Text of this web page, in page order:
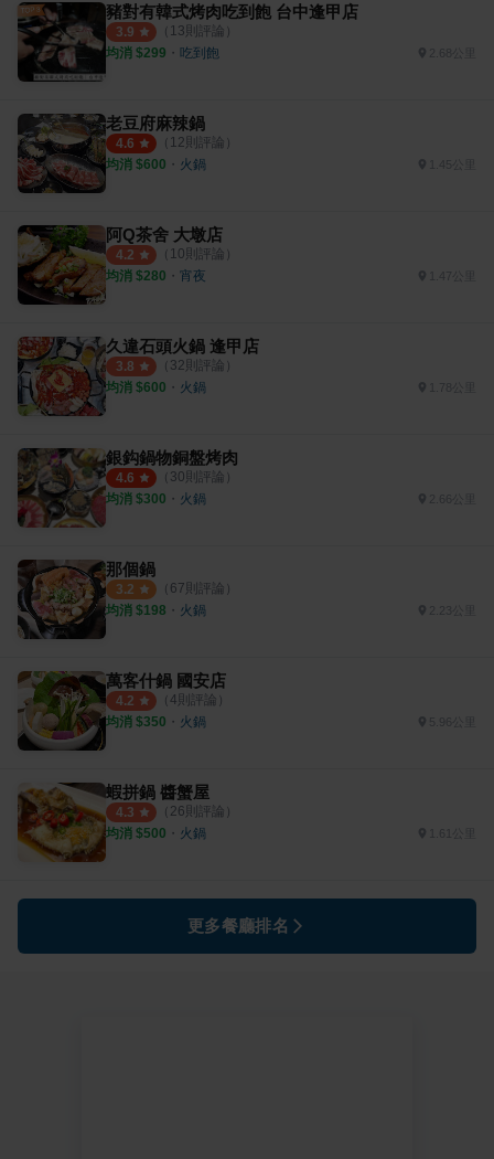
豬對有韓式烤肉吃到飽 台中逢甲店
3.9 （ 13則評論）
均消 $299 ・ 吃到飽
老豆府麻辣鍋
4.6 （ 12則評論）
均消 $600 ・ 火鍋 1.45公里
阿Q茶舍 大墩店
4.2 （ 10則評論）
均消 $280 ・ 宵夜
久違石頭火鍋 逢甲店
3.8 （ 32則評論）
均消 $600 ・ 火鍋
銀鈎鍋物銅盤烤肉
4.6 （ 30則評論）
均消 $300 ・ 火鍋
那個鍋
3.2 （ 67則評論）
均消 $198 ・ 火鍋
萬客什鍋 國安店
4.2 （ 4則評論）
均消 $350 ・ 火鍋 5.96公里
蝦拼鍋 醬蟹屋
4.3 （ 26則評論）
均消 $500 ・ 火鍋
更多餐廳排名